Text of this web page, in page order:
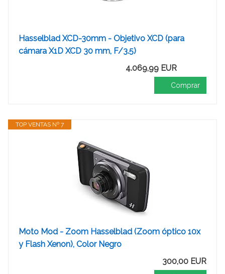
Hasselblad XCD-30mm - Objetivo XCD (para
cámara X1D XCD 30 mm, F/3.5)
4.069,99 EUR
Comprar
TOP VENTAS Nº 7
Moto Mod - Zoom Hasselblad (Zoom óptico 10x
y Flash Xenon), Color Negro
300,00 EUR